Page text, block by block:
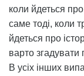
коли йдеться
саме тоді, коли
йдеться про
варто згадувати
В усіх інших